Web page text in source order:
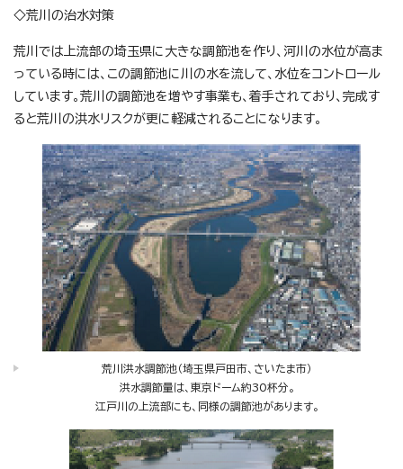
◇荒川の治水対策
荒川では上流部の埼玉県に大きな調節池を作り、河川の水位が高ま
っている時には、この調節池に川の水を流して、水位をコントロール
しています。荒川の調節池を増やす事業も、着手されており、完成す
ると荒川の洪水リスクが更に軽減されることになります。
荒川洪水調節池（埼玉県戸田市、さいたま市）
洪水調節量は、東京ドーム約30杯分。
江戸川の上流部にも、同様の調節池があります。